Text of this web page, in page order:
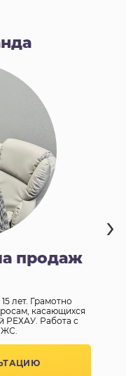
продаж
лет. Грамотно
касающихся
РЕХАУ. Работа с
›